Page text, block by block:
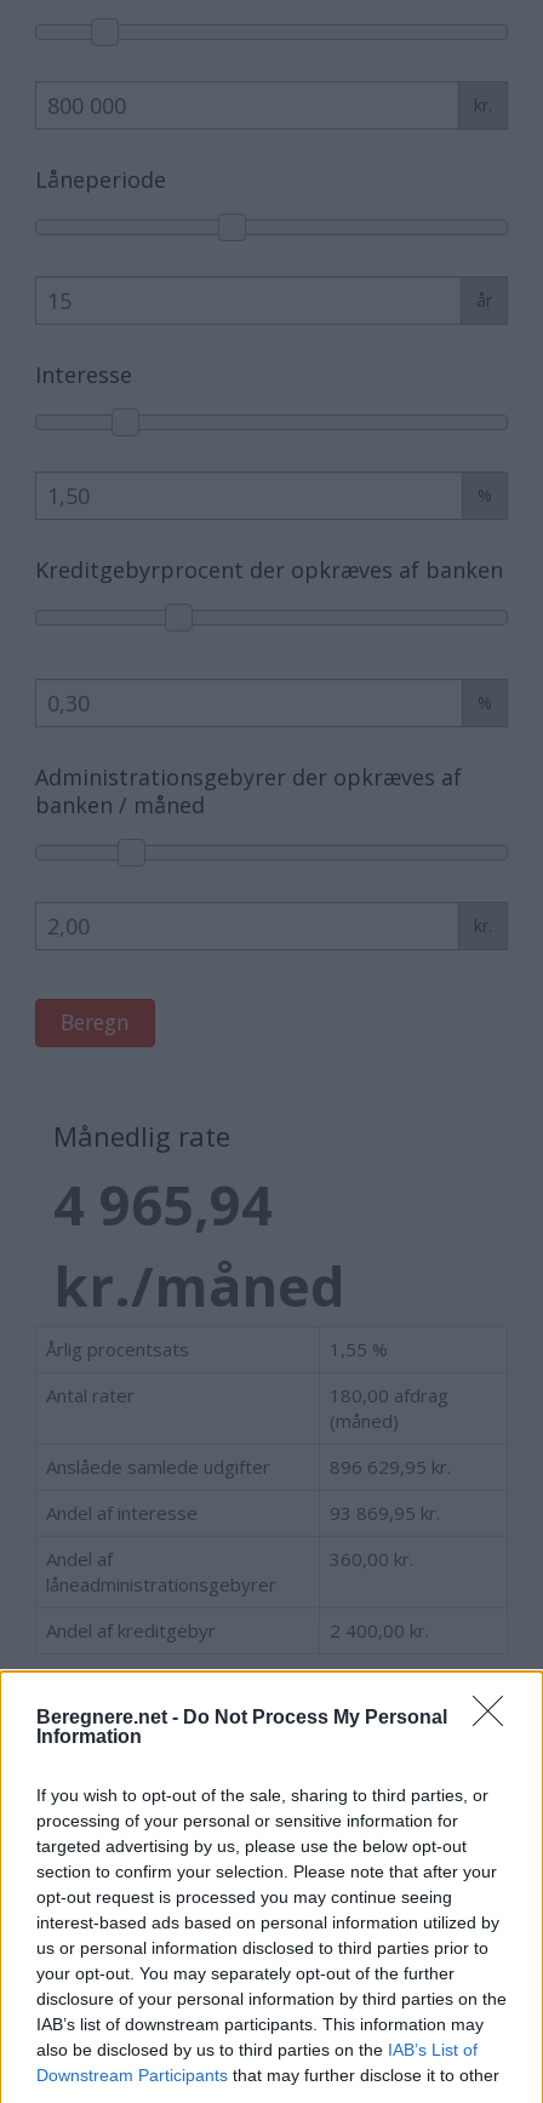
Beregnere.net - Do Not Process My Personal
Information
If you wish to opt-out of the sale, sharing to third parties, or
processing of your personal or sensitive information for
targeted advertising by us, please use the below opt-out
section to confirm your selection. Please note that after your
opt-out request is processed you may continue seeing
interest-based ads based on personal information utilized by
us or personal information disclosed to third parties prior to
your opt-out. You may separately opt-out of the further
disclosure of your personal information by third parties on the
IAB’s list of downstream participants. This information may
also be disclosed by us to third parties on the IAB’s List of
Downstream Participants that may further disclose it to other
kr.
Låneperiode
år
Interesse
%
Kreditgebyrprocent der opkræves af banken
%
Administrationsgebyrer der opkræves af
banken / måned
kr.
Beregn
Månedlig rate
4 965,94
kr./måned
Årlig procentsats
1,55 %
Antal rater
180,00 afdrag
(måned)
Anslåede samlede udgifter
896 629,95 kr.
Andel af interesse
93 869,95 kr.
Andel af
låneadministrationsgebyrer
360,00 kr.
Andel af kreditgebyr 2 400,00 kr.
Beregn afdragsplanen